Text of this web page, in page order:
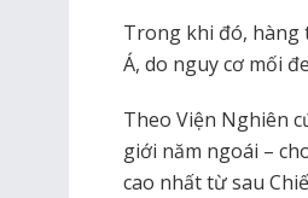
Trong khi đó, hàng
Á, do nguy cơ mối
Theo Viện Nghiên
giới năm ngoái –
cao nhất từ sau